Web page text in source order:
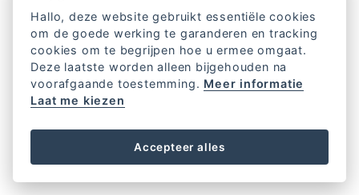
Hallo, deze website gebruikt essentiële cookies
om de goede werking te garanderen en tracking
cookies om te begrijpen hoe u ermee omgaat.
Deze laatste worden alleen bijgehouden na
voorafgaande toestemming. Meer informatie
Laat me kiezen
Accepteer alles